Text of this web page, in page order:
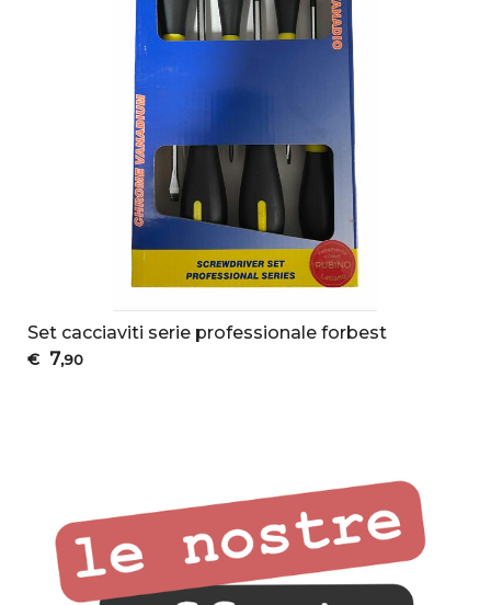
Set cacciaviti serie professionale forbest
€ 7,90